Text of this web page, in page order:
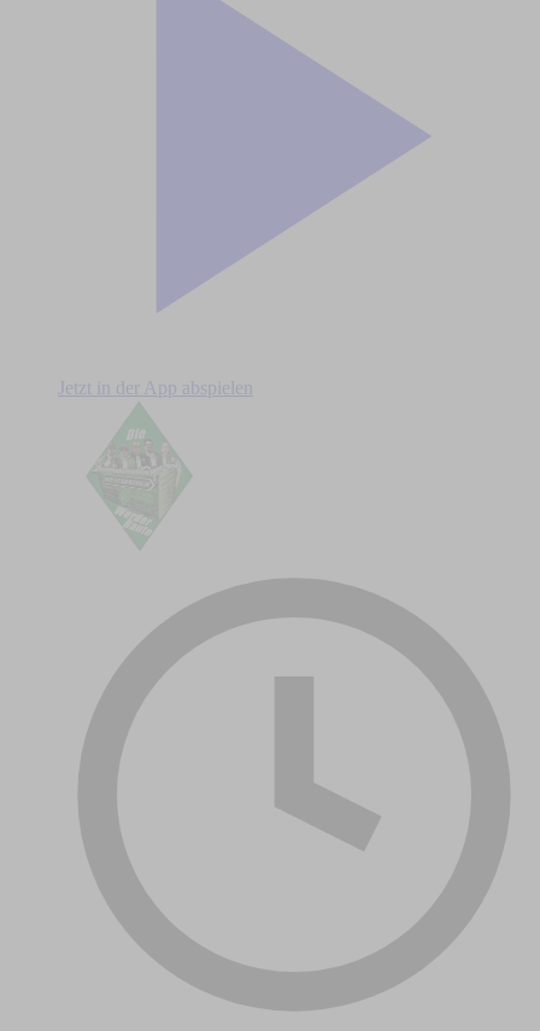
Jetzt in der App abspielen